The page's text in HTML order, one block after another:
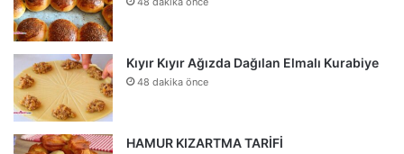
Kıyır Kıyır Ağızda Dağılan Elmalı Kurabiye
48 dakika önce
HAMUR KIZARTMA TARİFİ